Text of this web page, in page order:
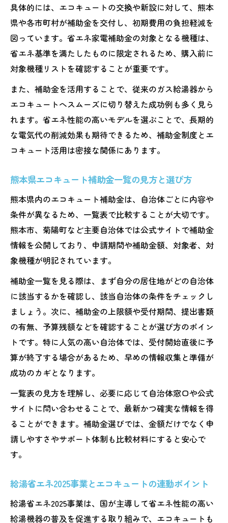
熊本県の補助金一覧を活用した賢い選び方
エアコン補助金2025とエコキュート活用の
コツ
省エネ家電補助金とエコキュートの併用術
紹介
熊本県のエコキュート補助金申請手順を整理
解説
を確認
2025年の補助金受付期間を逃さないポイン
ト
エコキュート設置後の必要書類と申請方法
申請時に役立つ省エネ家電補助金の情報源
紹介
効率的な補助金活用で電気代も節約しよう
エコキュート補助金を利用した電気代節約
の秘訣
熊本県補助金で省エネ家電を効果的に導入
する方法
エコキュート交換時の補助金活用で負担軽
減を目指す
省エネ設備導入で家計と環境に優しい暮ら
しを実現
補助金一覧を活用した賢い給湯器選びのポ
イント
具体的には、エコキュートの交換や新設に対して、熊本
県や各市町村が補助金を交付し、初期費用の負担軽減を
図っています。省エネ家電補助金の対象となる機種は、
省エネ基準を満たしたものに限定されるため、購入前に
対象機種リストを確認することが重要です。
また、補助金を活用することで、従来のガス給湯器から
エコキュートへスムーズに切り替えた成功例も多く見ら
れます。省エネ性能の高いモデルを選ぶことで、長期的
な電気代の削減効果も期待できるため、補助金制度とエ
コキュート活用は密接な関係にあります。
熊本県エコキュート補助金一覧の見方と選び方
熊本県内のエコキュート補助金は、自治体ごとに内容や
条件が異なるため、一覧表で比較することが大切です。
熊本市、菊陽町など主要自治体では公式サイトで補助金
情報を公開しており、申請期間や補助金額、対象者、対
象機種が明記されています。
補助金一覧を見る際は、まず自分の居住地がどの自治体
に該当するかを確認し、該当自治体の条件をチェックし
ましょう。次に、補助金の上限額や受付期間、提出書類
の有無、予算残額などを確認することが選び方のポイン
トです。特に人気の高い自治体では、受付開始直後に予
算が終了する場合があるため、早めの情報収集と準備が
成功のカギとなります。
一覧表の見方を理解し、必要に応じて自治体窓口や公式
サイトに問い合わせることで、最新かつ確実な情報を得
ることができます。補助金選びでは、金額だけでなく申
請しやすさやサポート体制も比較材料にすると安心で
す。
給湯省エネ2025事業とエコキュートの連動ポイント
給湯省エネ2025事業は、国が主導して省エネ性能の高い
給湯機器の普及を促進する取り組みで、エコキュートも